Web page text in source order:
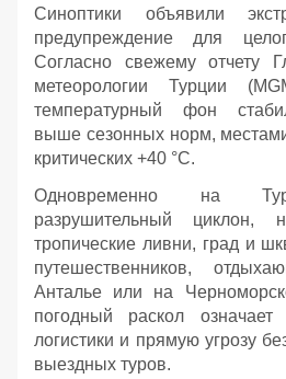
Синоптики объявили
предупреждение для
Согласно свежему отчету
метеорологии Турции
температурный фон
выше сезонных норм,
критических +40 °C.
Одновременно на
разрушительный циклон,
тропические ливни, град и
путешественников,
Анталье или на
погодный раскол означает
логистики и прямую угрозу
выездных туров.